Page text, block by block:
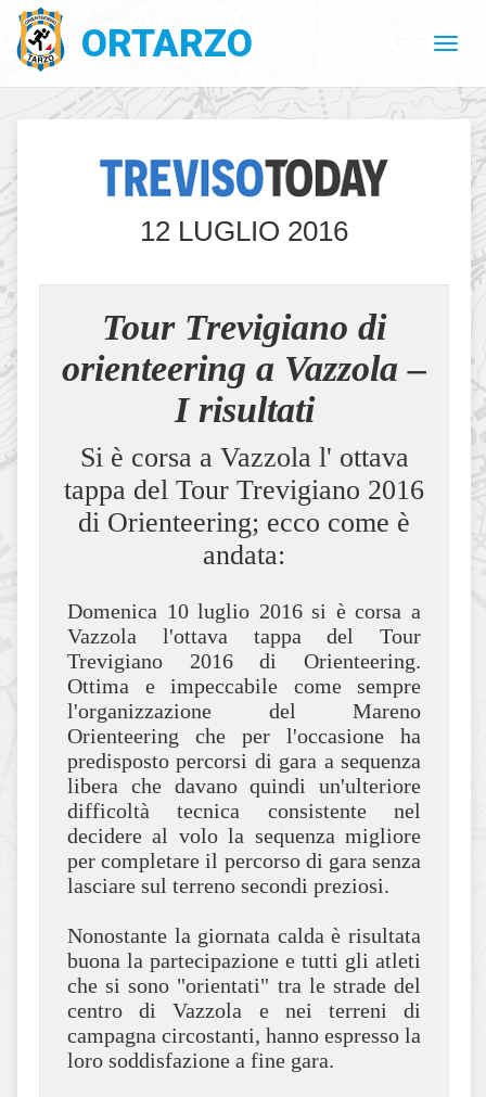
ORTARZO
12 LUGLIO 2016
Tour Trevigiano di
orienteering a Vazzola –
I risultati
Si è corsa a Vazzola l' ottava
tappa del Tour Trevigiano 2016
di Orienteering; ecco come è
andata:
Domenica 10 luglio 2016 si è corsa a
Vazzola l'ottava tappa del Tour
Trevigiano 2016 di Orienteering.
Ottima e impeccabile come sempre
l'organizzazione del Mareno
Orienteering che per l'occasione ha
predisposto percorsi di gara a sequenza
libera che davano quindi un'ulteriore
difficoltà tecnica consistente nel
decidere al volo la sequenza migliore
per completare il percorso di gara senza
lasciare sul terreno secondi preziosi.
Nonostante la giornata calda è risultata
buona la partecipazione e tutti gli atleti
che si sono "orientati" tra le strade del
centro di Vazzola e nei terreni di
campagna circostanti, hanno espresso la
loro soddisfazione a fine gara.